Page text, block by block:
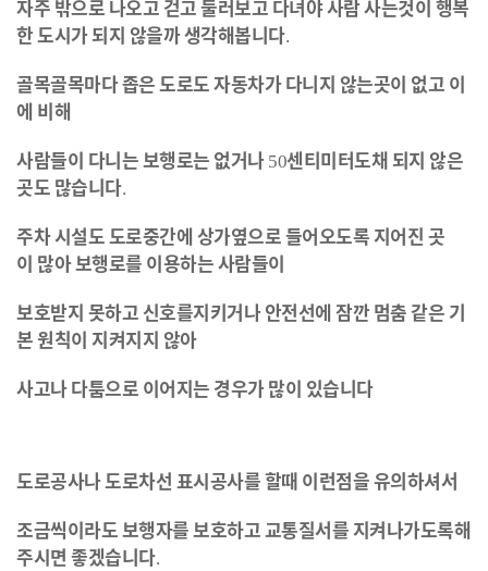
자주 밖으로 나오고 걷고둘러보고 다녀야사람사는것이 행복
한도시가되지 않을까생각해봅니다.
골목골목마다좁은도로도자동차가 다니지 않는곳이 없고 이
에 비해
사람들이 다니는보행로는 없거나50센티미터도채 되지 않은
곳도 많습니다.
주차시설도도로중간에상가옆으로들어오도록 지어진 곳
이 많아보행로를 이용하는사람들이
보호받지 못하고 신호를지키거나 안전선에잠깐 멈춤 같은 기
본원칙이 지켜지지 않아
사고나다툼으로 이어지는 경우가많이 있습니다
도로공사나도로차선 표시공사를할때 이런점을유의하셔서
조금씩이라도보행자를보호하고교통질서를 지켜나가도록해
주시면 좋겠습니다.